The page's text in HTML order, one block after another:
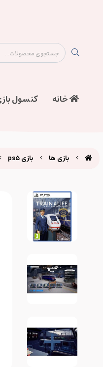
خانه کنسول
بازی ها بازی ps5